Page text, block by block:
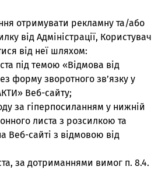
отримувати рекламну та/або
від Адміністрації, Користувач
від неї шляхом:
під темою «Відмова від
форму зворотного зв’язку у
Веб-сайту;
за гіперпосиланням у нижній
листа з розсилкою та
Веб-сайті з відмовою від
за дотриманнями вимог п. 8.4.